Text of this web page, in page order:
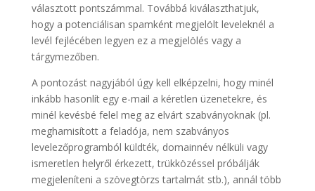
választott pontszámmal. Továbbá kiválaszthatjuk,
hogy a potenciálisan spamként megjelölt leveleknél a
levél fejlécében legyen ez a megjelölés vagy a
tárgymezőben.
A pontozást nagyjából úgy kell elképzelni, hogy minél
inkább hasonlít egy e-mail a kéretlen üzenetekre, és
minél kevésbé felel meg az elvárt szabványoknak (pl.
meghamisított a feladója, nem szabványos
levelezőprogramból küldték, domainnév nélküli vagy
ismeretlen helyről érkezett, trükközéssel próbálják
megjeleníteni a szövegtörzs tartalmát stb.), annál több